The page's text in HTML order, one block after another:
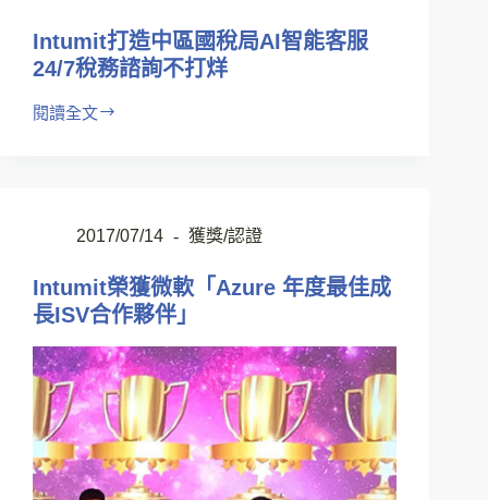
Intumit打造中區國稅局AI智能客服
24/7稅務諮詢不打烊
閱讀全文
2017/07/14 獲獎/認證
Intumit榮獲微軟「Azure 年度最佳成
長ISV合作夥伴」